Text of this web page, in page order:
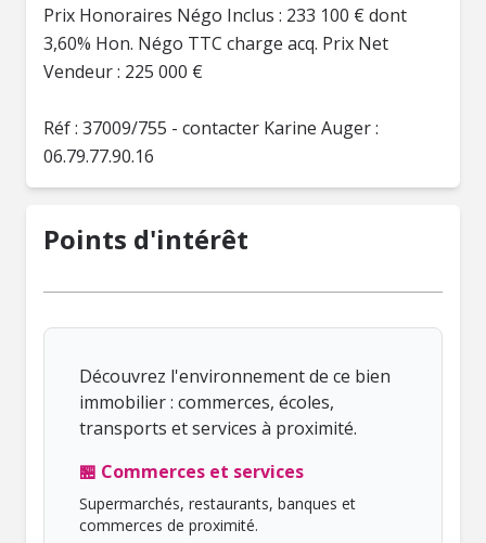
Prix Honoraires Négo Inclus : 233 100 € dont
3,60% Hon. Négo TTC charge acq. Prix Net
Vendeur : 225 000 €
Réf : 37009/755 - contacter Karine Auger :
06.79.77.90.16
Points d'intérêt
Découvrez l'environnement de ce bien
immobilier : commerces, écoles,
transports et services à proximité.
🏪 Commerces et services
Supermarchés, restaurants, banques et
commerces de proximité.